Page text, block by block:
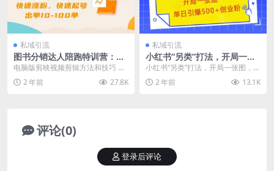
私域引流
图书分销达人陪跑特训营：快
速涨粉，快速起号出单10-100
单！
电脑版剪映视频剪辑方法和技巧 巨
量千川使用和投放技巧 如何开橱窗
如何快速出单的...
2 年前 27.8K
私域引流
小红书“另类”打法，开局一张
图，单日引爆500+精准创业粉
【揭秘】
小红书“另类”打法，开局一张图，单
日引爆500+精准创业粉【揭秘】 其
实大家在做...
2 年前 13.1K
评论(0)
登录后评论